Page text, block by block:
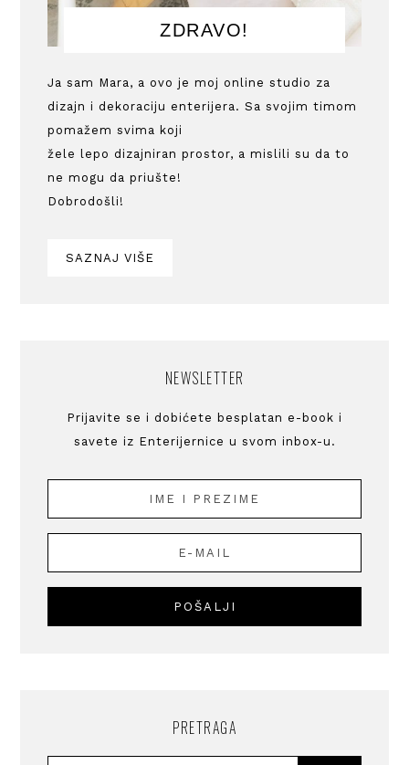
ZDRAVO!
Ja sam Mara, a ovo je moj online studio za
dizajn i dekoraciju enterijera. Sa svojim timom
pomažem svima koji
žele lepo dizajniran prostor, a mislili su da to
ne mogu da priušte!
Dobrodošli!
SAZNAJ VIŠE
NEWSLETTER
Prijavite se i dobićete besplatan e-book i
savete iz Enterijernice u svom inbox-u.
PRETRAGA